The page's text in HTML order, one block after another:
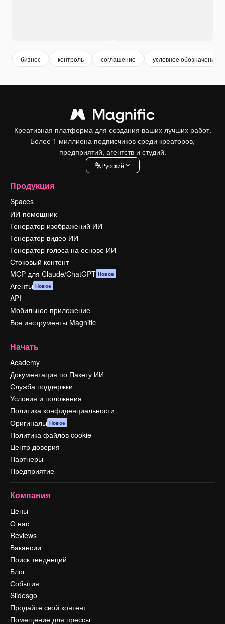
бизнес контроль соглашение условное обозначение
Креативная платформа для создания ваших лучших работ.
Более 1 миллиона подписчиков среди креаторов,
предприятий, агентств и студий.
Pусский
Продукция
Spaces
ИИ-помощник
Генератор изображений ИИ
Генератор видео ИИ
Генератор голоса на основе ИИ
Стоковый контент
MCP для Claude/ChatGPT Новое
Агенты Новое
API
Мобильное приложение
Все инструменты Magnific
Начать
Academy
Документация по Пакету ИИ
Служба поддержки
Условия и положения
Политика конфиденциальности
Оригиналы Новое
Политика файлов cookie
Центр доверия
Партнеры
Предприятие
Компания
Цены
О нас
Reviews
Вакансии
Поиск тенденций
Блог
События
Slidesgo
Продайте свой контент
Помещение для прессы